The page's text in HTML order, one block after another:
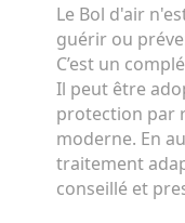
Le Bol d'air
guérir ou
C’est un
Il peut être
protection par
moderne. En
traitement
conseillé et